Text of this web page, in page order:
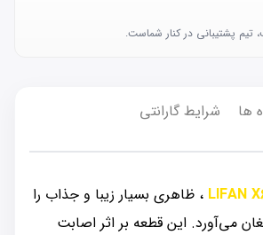
تیم پشتیبانی در کنار شماست.
ها شرایط گارانتی
LIFAN ، ظاهری بسیار زیبا و جذاب را
می‌آورد. این قطعه بر اثر اصابت